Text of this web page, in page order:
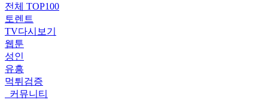
전체 TOP100
토렌트
TV다시보기
웹툰
성인
유흥
먹튀검증
커뮤니티